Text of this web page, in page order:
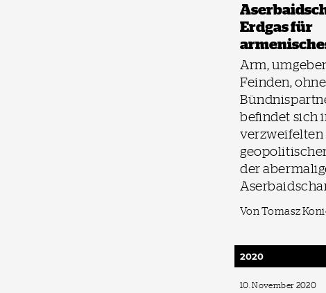
Erdgas für
Arm,
Feinden, ohne
befindet sich
verzweifelten
der
Von Tomasz
2020
10. November 2020